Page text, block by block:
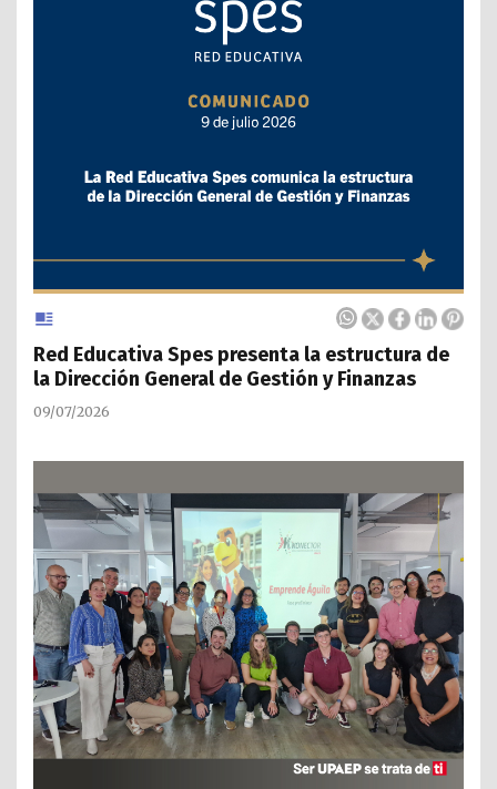
Red Educativa Spes presenta la estructura de
la Dirección General de Gestión y Finanzas
09/07/2026